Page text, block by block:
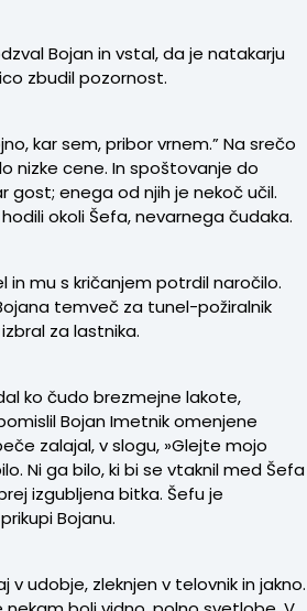
Bojan in vstal, da je natakarju
zbudil pozornost.
kar sem, pribor vrnem.” Na srečo
nizke cene. In spoštovanje do
gost; enega od njih je nekoč učil.
okoli Šefa, nevarnega čudaka.
in mu s kričanjem potrdil naročilo.
temveč za tunel-požiralnik
za lastnika.
ko čudo brezmejne lakote,
Bojan Imetnik omenjene
zalajal, v slogu, »Glejte mojo
Ni ga bilo, ki bi se vtaknil med Šefa
izgubljena bitka. Šefu je
Bojanu.
v udobje, zleknjen v telovnik in jakno.